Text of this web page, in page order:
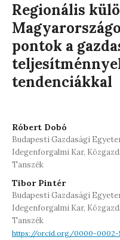
Regionális
pontok a
tendenciákkal
Róbert Dobó
Budapesti Gazdasági
Idegenforgalmi Kar,
Tanszék
Tibor Pintér
Budapesti Gazdasági
Idegenforgalmi Kar,
Tanszék
https://orcid.org/0000-0002-